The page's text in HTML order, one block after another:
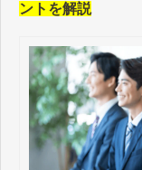
ントを解説